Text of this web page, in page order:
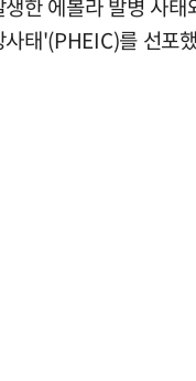
한 에볼라 발병 사태
태'(PHEIC)를 선포